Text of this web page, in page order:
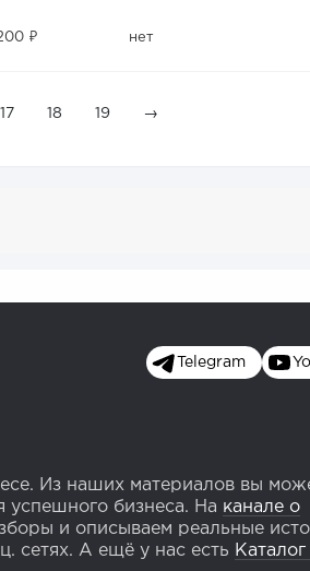
₽ нет
17 18 19 →
Telegram
Из наших материалов вы
успешного бизнеса. На канале о
и описываем реальные
сетях. А ещё у нас есть